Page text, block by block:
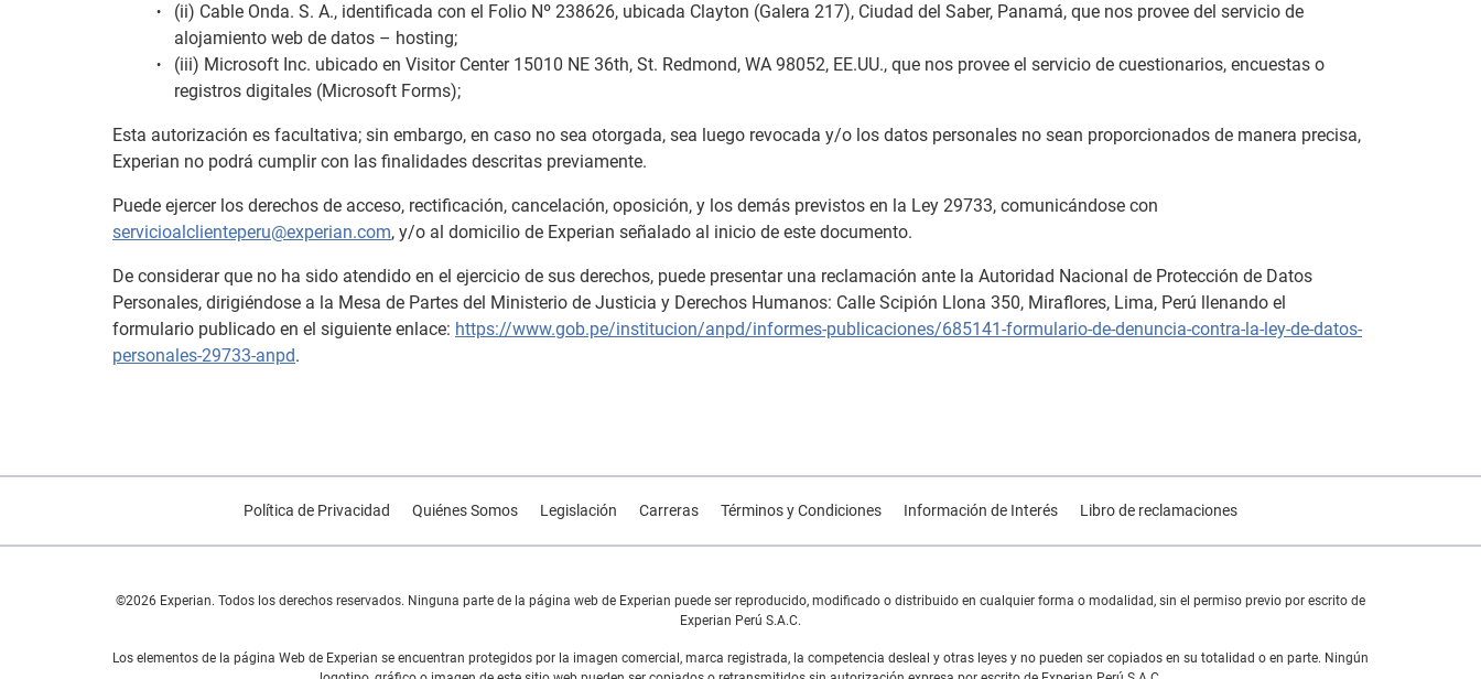
(ii) Cable Onda. S. A., identificada con el Folio Nº 238626, ubicada Clayton (Galera 217), Ciudad del Saber, Panamá, que nos provee del servicio de
alojamiento web de datos – hosting;
(iii) Microsoft Inc. ubicado en Visitor Center 15010 NE 36th, St. Redmond, WA 98052, EE.UU., que nos provee el servicio de cuestionarios, encuestas o
registros digitales (Microsoft Forms);
Esta autorización es facultativa; sin embargo, en caso no sea otorgada, sea luego revocada y/o los datos personales no sean proporcionados de manera precisa,
Experian no podrá cumplir con las finalidades descritas previamente.
Puede ejercer los derechos de acceso, rectificación, cancelación, oposición, y los demás previstos en la Ley 29733, comunicándose con
servicioalclienteperu@experian.com, y/o al domicilio de Experian señalado al inicio de este documento.
De considerar que no ha sido atendido en el ejercicio de sus derechos, puede presentar una reclamación ante la Autoridad Nacional de Protección de Datos
Personales, dirigiéndose a la Mesa de Partes del Ministerio de Justicia y Derechos Humanos: Calle Scipión Llona 350, Miraflores, Lima, Perú llenando el
formulario publicado en el siguiente enlace: https://www.gob.pe/institucion/anpd/informes-publicaciones/685141-formulario-de-denuncia-contra-la-ley-de-datos-
personales-29733-anpd.
Política de Privacidad Quiénes Somos Legislación Carreras Términos y Condiciones Información de Interés Libro de reclamaciones
©2026 Experian. Todos los derechos reservados. Ninguna parte de la página web de Experian puede ser reproducido, modificado o distribuido en cualquier forma o modalidad, sin el permiso previo por escrito de
Experian Perú S.A.C.
Los elementos de la página Web de Experian se encuentran protegidos por la imagen comercial, marca registrada, la competencia desleal y otras leyes y no pueden ser copiados en su totalidad o en parte. Ningún